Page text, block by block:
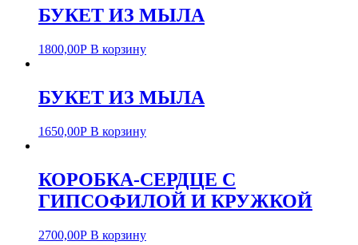
БУКЕТ ИЗ МЫЛА
1800,00Р В корзину
БУКЕТ ИЗ МЫЛА
1650,00Р В корзину
КОРОБКА-СЕРДЦЕ С
ГИПСОФИЛОЙ И КРУЖКОЙ
2700,00Р В корзину